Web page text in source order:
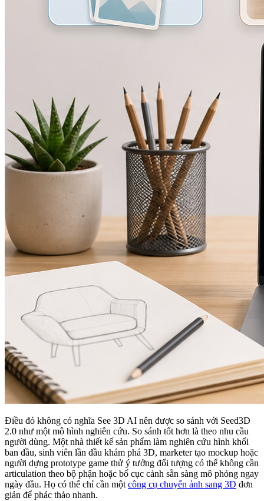
Điều đó không có nghĩa See 3D AI nên được so sánh với Seed3D
2.0 như một mô hình nghiên cứu. So sánh tốt hơn là theo nhu cầu
người dùng. Một nhà thiết kế sản phẩm làm nghiên cứu hình khối
ban đầu, sinh viên lần đầu khám phá 3D, marketer tạo mockup hoặc
người dựng prototype game thử ý tưởng đối tượng có thể không cần
articulation theo bộ phận hoặc bố cục cảnh sẵn sàng mô phỏng ngay
ngày đầu. Họ có thể chỉ cần mộtcông cụ chuyển ảnh sang 3D đơn
giản để phác thảo nhanh.